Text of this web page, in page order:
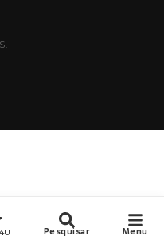
Pesquisar Menu